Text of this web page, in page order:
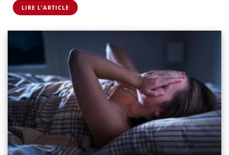
LIRE L'ARTICLE